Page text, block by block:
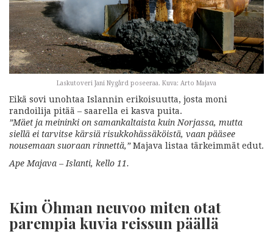
Laskutoveri Jani Nygård poseeraa. Kuva: Arto Majava
Eikä sovi unohtaa Islannin erikoisuutta, josta moni
randoilija pitää – saarella ei kasva puita.
”Mäet ja meininki on samankaltaista kuin Norjassa, mutta
siellä ei tarvitse kärsiä risukkohässäköistä, vaan pääsee
nousemaan suoraan rinnettä,”Majava listaa tärkeimmät edut.
Ape Majava – Islanti, kello 11.
Kim Öhman neuvoo miten otat
parempia kuvia reissun päällä